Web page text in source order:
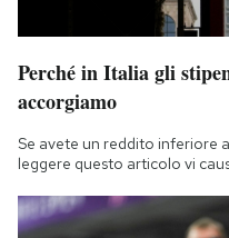
Perché in Italia gli
accorgiamo
Se avete un reddito inferiore
leggere questo articolo vi